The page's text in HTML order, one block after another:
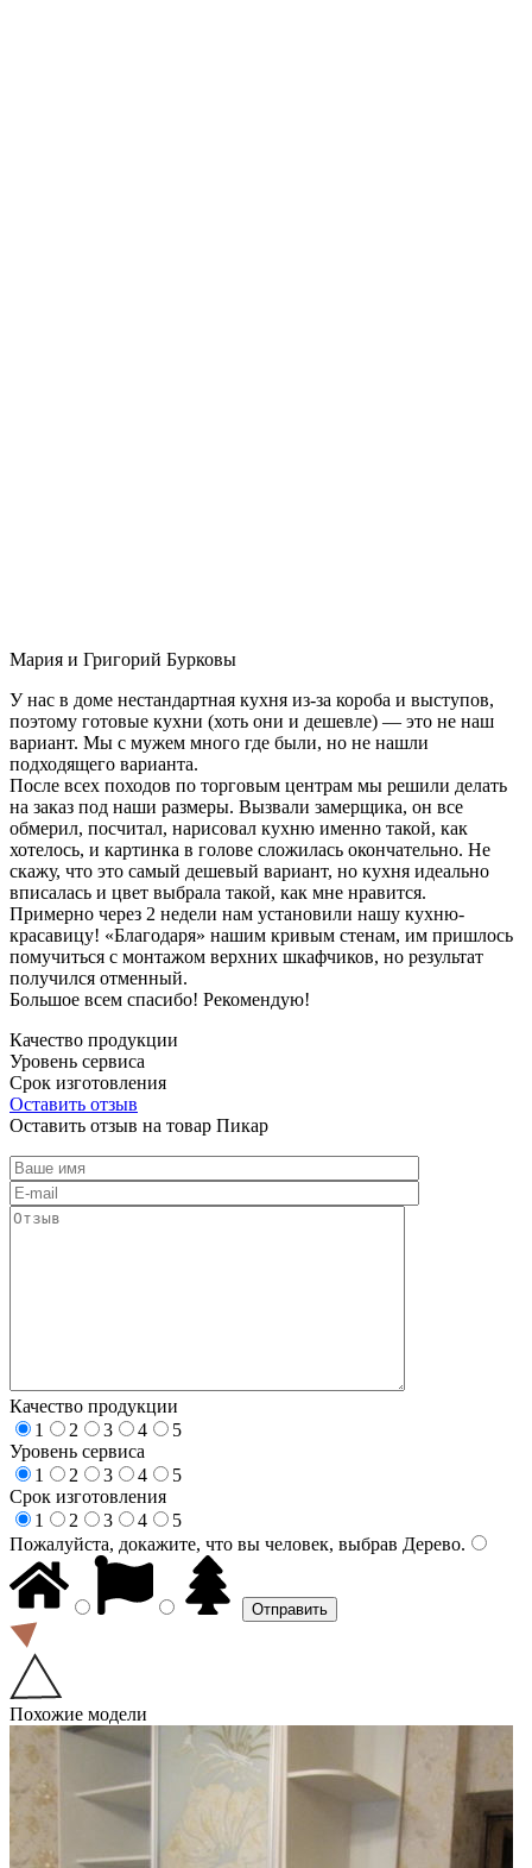
Мария и Григорий Бурковы
У нас в доме нестандартная кухня из-за короба и выступов,
поэтому готовые кухни (хоть они и дешевле) — это не наш
вариант. Мы с мужем много где были, но не нашли
подходящего варианта.
После всех походов по торговым центрам мы решили делать
на заказ под наши размеры. Вызвали замерщика, он все
обмерил, посчитал, нарисовал кухню именно такой, как
хотелось, и картинка в голове сложилась окончательно. Не
скажу, что это самый дешевый вариант, но кухня идеально
вписалась и цвет выбрала такой, как мне нравится.
Примерно через 2 недели нам установили нашу кухню-
красавицу! «Благодаря» нашим кривым стенам, им пришлось
помучиться с монтажом верхних шкафчиков, но результат
получился отменный.
Большое всем спасибо! Рекомендую!
Качество продукции
Уровень сервиса
Срок изготовления
Оставить отзыв
Оставить отзыв на товар Пикар
Качество продукции
1
2 3 4
5
Уровень сервиса
1
2 3 4
5
Срок изготовления
1
2 3 4
5
Пожалуйста, докажите, что вы человек, выбрав Дерево.
Похожие модели